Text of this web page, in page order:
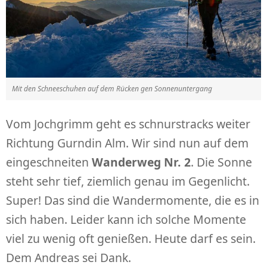
Mit den Schneeschuhen auf dem Rücken gen Sonnenuntergang
Vom Jochgrimm geht es schnurstracks weiter
Richtung Gurndin Alm. Wir sind nun auf dem
eingeschneiten Wanderweg Nr. 2. Die Sonne
steht sehr tief, ziemlich genau im Gegenlicht.
Super! Das sind die Wandermomente, die es in
sich haben. Leider kann ich solche Momente
viel zu wenig oft genießen. Heute darf es sein.
Dem Andreas sei Dank.